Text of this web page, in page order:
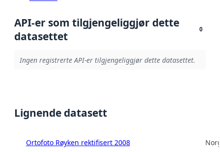
API-er som tilgjengeliggjør dette
datasettet
0
Ingen registrerte API-er tilgjengeliggjør dette datasettet.
Lignende datasett
Ortofoto Røyken rektifisert 2008